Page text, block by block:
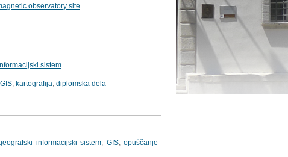
observatory site
sistem
GIS kartografija diplomska dela
informacijski sistem GIS,opuščanje